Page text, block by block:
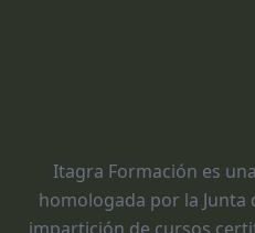
Itagra Formación es
homologada por la Junta